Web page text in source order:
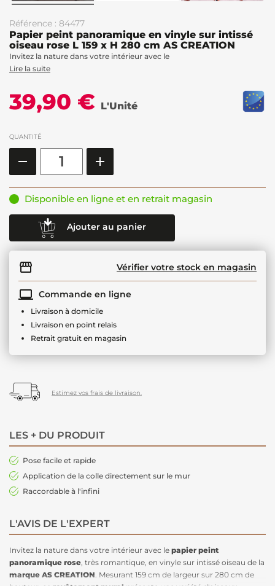
Référence : 84477
Papier peint panoramique en vinyle sur intissé
oiseau rose L 159 x H 280 cm AS CREATION
Invitez la nature dans votre intérieur avec le
Lire la suite
39,90 € L'Unité
QUANTITÉ
Disponible en ligne et en retrait magasin
Ajouter au panier
Vérifier votre stock en magasin
Commande en ligne
Livraison à domicile
Livraison en point relais
Retrait gratuit en magasin
Estimez vos frais de livraison.
LES + DU PRODUIT
Pose facile et rapide
Application de la colle directement sur le mur
Raccordable à l'infini
L'AVIS DE L'EXPERT
Invitez la nature dans votre intérieur avec le papier peint
panoramique rose , très romantique, en vinyle sur intissé oiseau de la
marque AS CREATION . Mesurant 159 cm de largeur sur 280 cm de